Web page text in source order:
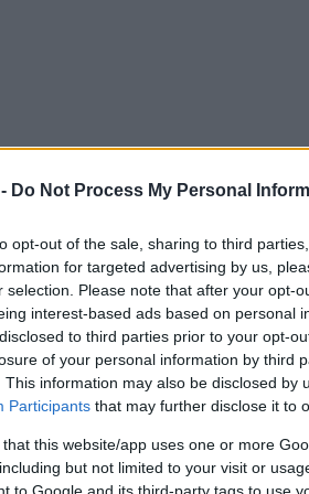
Do Not Process My Personal
opt-out of the sale, sharing to third
for targeted advertising by us,
selection. Please note that after your opt-
interest-based ads based on personal
to third parties prior to your opt-
of your personal information by third
This information may also be disclosed by
Participants that may further disclose it to
this website/app uses one or more
but not limited to your visit or
to Google and its third-party tags to use